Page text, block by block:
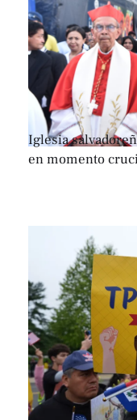
Iglesia
en momento